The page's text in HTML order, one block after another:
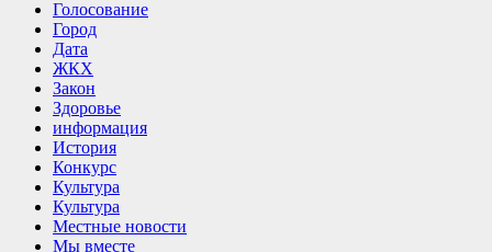
Голосование
Город
Дата
ЖКХ
Закон
Здоровье
информация
История
Конкурс
Культура
Культура
Местные новости
Мы вместе